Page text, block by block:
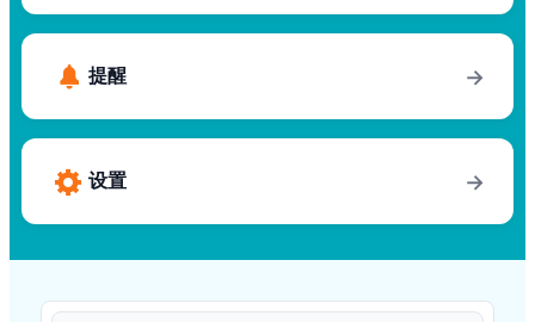
提醒 →
设置 →